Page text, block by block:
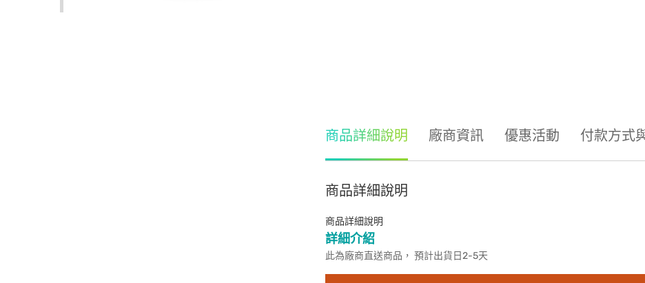
商品詳細說明 廠商資訊 優惠活動 付款方式
商品詳細說明
商品詳細說明
詳細介紹
此為廠商直送商品， 預計出貨日2-5天